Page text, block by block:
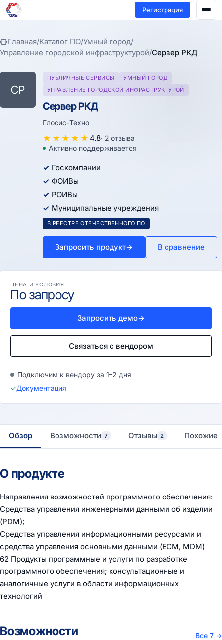
Регистрация
Главная/Каталог ПО/Умный город/
Управление городской инфраструктурой/Сервер РКД
СР
ПУБЛИЧНЫЕ СЕРВИСЫ
УМНЫЙ ГОРОД
УПРАВЛЕНИЕ ГОРОДСКОЙ ИНФРАСТРУКТУРОЙ
Сервер РКД
Глосис-Техно
★ ★ ★ ★ ★ 4.8· 2 отзыва
Активно поддерживается
Госкомпании
ФОИВы
РОИВы
Муниципальные учреждения
В РЕЕСТРЕ ОТЕЧЕСТВЕННОГО ПО
Запросить продукт→ В сравнение
ЦЕНА И УСЛОВИЯ
По запросу
Запросить демо→
Связаться с вендором
Подключим к вендору за 1–2 дня
✓Документация
Обзор Возможности 7 Отзывы 2 Похожие
О продукте
Направления возможностей программного обеспечения:
Средства управления инженерными данными об изделии
(PDM);
Средства управления информационными ресурсами и
средства управления основными данными (ECM, MDM)
62 Продукты программные и услуги по разработке
программного обеспечения; консультационные и
аналогичные услуги в области информационных
технологий
Возможности Все 7 →